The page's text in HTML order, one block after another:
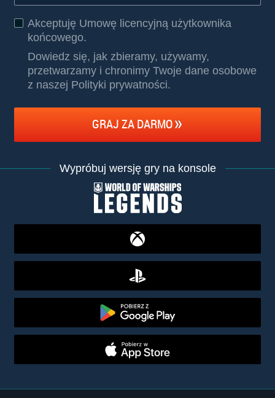
Akceptuję Umowę licencyjną użytkownika
końcowego.
Dowiedz się, jak zbieramy, używamy,
przetwarzamy i chronimy Twoje dane osobowe
z naszej Polityki prywatności.
GRAJ ZA DARMO
Wypróbuj wersję gry na konsole